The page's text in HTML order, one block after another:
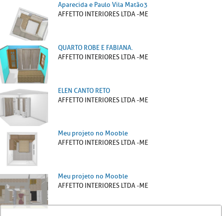
Aparecida e Paulo Vila Matão3
AFFETTO INTERIORES LTDA -ME
QUARTO ROBE E FABIANA.
AFFETTO INTERIORES LTDA -ME
ELEN CANTO RETO
AFFETTO INTERIORES LTDA -ME
Meu projeto no Mooble
AFFETTO INTERIORES LTDA -ME
Meu projeto no Mooble
AFFETTO INTERIORES LTDA -ME